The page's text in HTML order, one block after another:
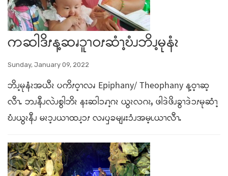
ကဆါဒိၭန့ဆၧၥူၫဝၭဆံၫ့ဎံၪဘိၪ့မုနံၩ
Sunday, January 09, 2022
ဘိၪ့မုနံၩအယီၩ ပကိၭဝ့ၫလၧ Epiphany/ Theophany န့ဝ့ၫဆ့
လီၫႉ ဘၪနီၪလဲၪစွါဘိၩ နးဆါၥၧၫ့ဂၩ ယွၩလဂၩႇ ဖါဒဲဖိၪခွၫဒဲၥၭမုဆံၫ့
ဎံၪယွၩနီၪ မၩၥ့ၪယၫထၪ့ၥၭ လၧၦခမျၧးၥံၪအမ့ၬယၫလီၫႉ